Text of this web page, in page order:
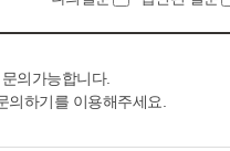
의가능합니다.
의하기를 이용해주세요.